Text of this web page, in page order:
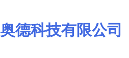
奥德科技有限公司